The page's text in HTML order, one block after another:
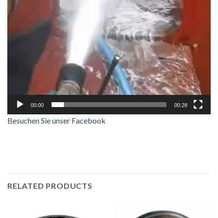
00:00 00:28
Besuchen Sie unser Facebook
RELATED PRODUCTS